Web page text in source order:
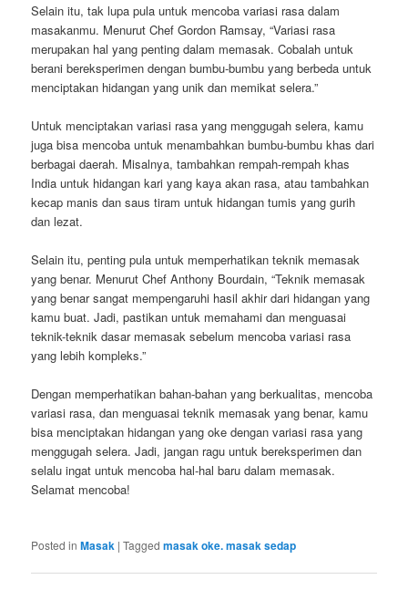
Selain itu, tak lupa pula untuk mencoba variasi rasa dalam
masakanmu. Menurut Chef Gordon Ramsay, “Variasi rasa
merupakan hal yang penting dalam memasak. Cobalah untuk
berani bereksperimen dengan bumbu-bumbu yang berbeda untuk
menciptakan hidangan yang unik dan memikat selera.”
Untuk menciptakan variasi rasa yang menggugah selera, kamu
juga bisa mencoba untuk menambahkan bumbu-bumbu khas dari
berbagai daerah. Misalnya, tambahkan rempah-rempah khas
India untuk hidangan kari yang kaya akan rasa, atau tambahkan
kecap manis dan saus tiram untuk hidangan tumis yang gurih
dan lezat.
Selain itu, penting pula untuk memperhatikan teknik memasak
yang benar. Menurut Chef Anthony Bourdain, “Teknik memasak
yang benar sangat mempengaruhi hasil akhir dari hidangan yang
kamu buat. Jadi, pastikan untuk memahami dan menguasai
teknik-teknik dasar memasak sebelum mencoba variasi rasa
yang lebih kompleks.”
Dengan memperhatikan bahan-bahan yang berkualitas, mencoba
variasi rasa, dan menguasai teknik memasak yang benar, kamu
bisa menciptakan hidangan yang oke dengan variasi rasa yang
menggugah selera. Jadi, jangan ragu untuk bereksperimen dan
selalu ingat untuk mencoba hal-hal baru dalam memasak.
Selamat mencoba!
Posted in Masak |Tagged masak oke. masak sedap